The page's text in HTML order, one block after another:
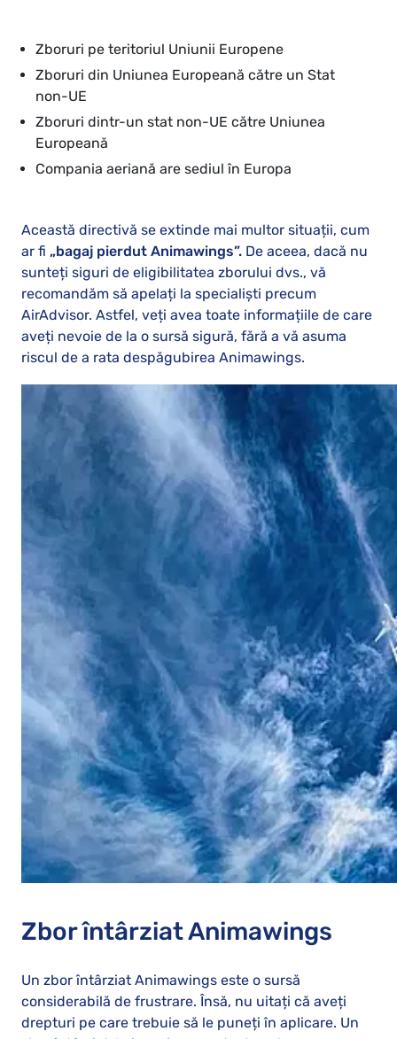
Zboruri pe teritoriul Uniunii Europene
Zboruri din Uniunea Europeană către un Stat
non-UE
Zboruri dintr-un stat non-UE către Uniunea
Europeană
Compania aeriană are sediul în Europa
Această directivă se extinde mai multor situații, cum
ar fi „bagaj pierdut Animawings”. De aceea, dacă nu
sunteți siguri de eligibilitatea zborului dvs., vă
recomandăm să apelați la specialiști precum
AirAdvisor. Astfel, veți avea toate informațiile de care
aveți nevoie de la o sursă sigură, fără a vă asuma
riscul de a rata despăgubirea Animawings.
Zbor întârziat Animawings
Un zbor întârziat Animawings este o sursă
considerabilă de frustrare. Însă, nu uitați că aveți
drepturi pe care trebuie să le puneți în aplicare. Un